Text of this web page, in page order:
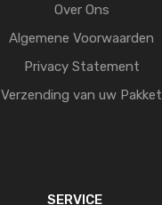
Over Ons
Algemene Voorwaarden
Privacy Statement
Verzending van uw Pakket
SERVICE